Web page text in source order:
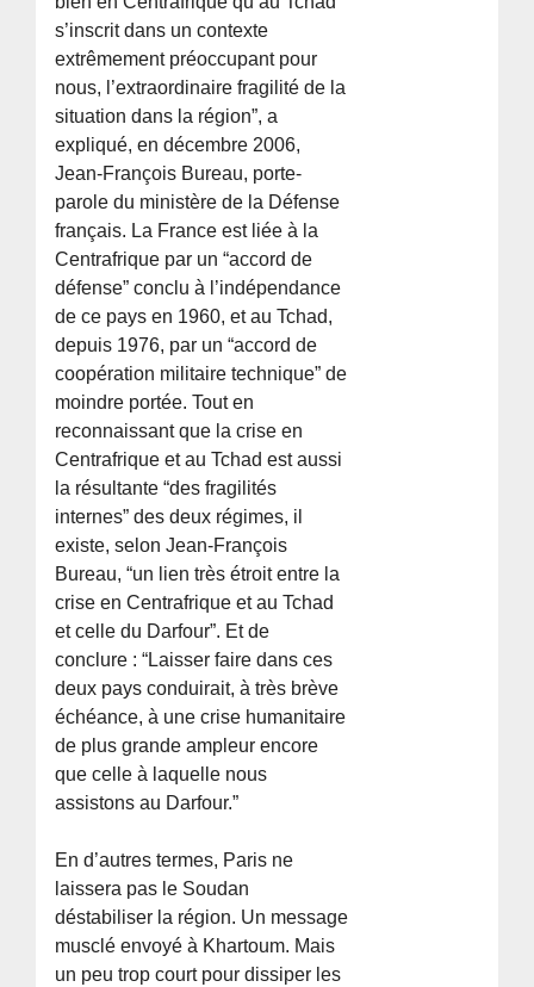
s’inscrit dans un contexte
extrêmement préoccupant pour
nous, l’extraordinaire fragilité de la
situation dans la région”, a
expliqué, en décembre 2006,
Jean-François Bureau, porte-
parole du ministère de la Défense
français. La France est liée à la
Centrafrique par un “accord de
défense” conclu à l’indépendance
de ce pays en 1960, et au Tchad,
depuis 1976, par un “accord de
coopération militaire technique” de
moindre portée. Tout en
reconnaissant que la crise en
Centrafrique et au Tchad est aussi
la résultante “des fragilités
internes” des deux régimes, il
existe, selon Jean-François
Bureau, “un lien très étroit entre la
crise en Centrafrique et au Tchad
et celle du Darfour”. Et de
conclure : “Laisser faire dans ces
deux pays conduirait, à très brève
échéance, à une crise humanitaire
de plus grande ampleur encore
que celle à laquelle nous
assistons au Darfour.”
En d’autres termes, Paris ne
laissera pas le Soudan
déstabiliser la région. Un message
musclé envoyé à Khartoum. Mais
un peu trop court pour dissiper les